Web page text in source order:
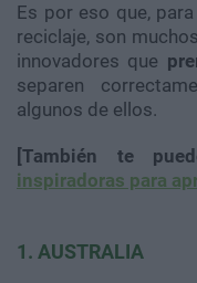
Es por eso que,
reciclaje, son
innovadores que
separen
algunos de ellos.
[También te
inspiradoras para
1. AUSTRALIA